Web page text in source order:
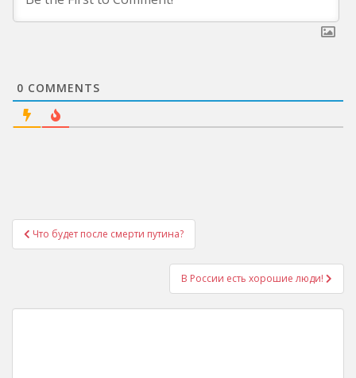
0 COMMENTS
Post
navigation
Что будет после смерти путина?
В России есть хорошие люди!